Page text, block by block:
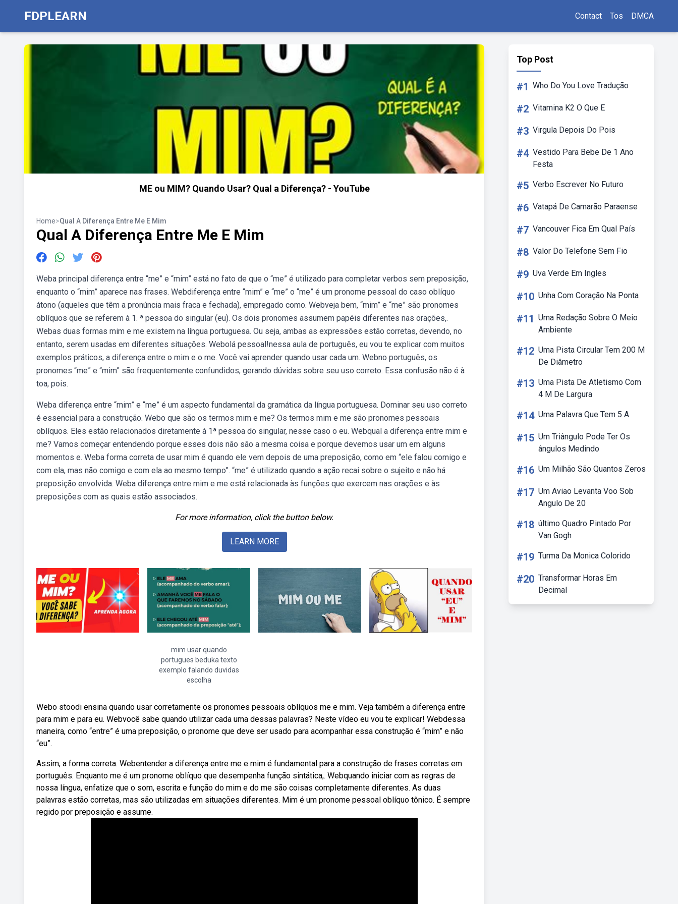
FDPLEARN Contact Tos DMCA
ME ou MIM? Quando Usar? Qual a Diferença? - YouTube
Home>Qual A Diferença Entre Me E Mim
Qual A Diferença Entre Me E Mim
Weba principal diferença entre “me” e “mim” está no fato de que o “me” é utilizado para completar verbos sem preposição,
enquanto o “mim” aparece nas frases. Webdiferença entre “mim” e “me” o “me” é um pronome pessoal do caso oblíquo
átono (aqueles que têm a pronúncia mais fraca e fechada), empregado como. Webveja bem, “mim” e “me” são pronomes
oblíquos que se referem à 1. ª pessoa do singular (eu). Os dois pronomes assumem papéis diferentes nas orações,.
Webas duas formas mim e me existem na língua portuguesa. Ou seja, ambas as expressões estão corretas, devendo, no
entanto, serem usadas em diferentes situações. Webolá pessoal!nessa aula de português, eu vou te explicar com muitos
exemplos práticos, a diferença entre o mim e o me. Você vai aprender quando usar cada um. Webno português, os
pronomes “me” e “mim” são frequentemente confundidos, gerando dúvidas sobre seu uso correto. Essa confusão não é à
toa, pois.
Weba diferença entre “mim” e “me” é um aspecto fundamental da gramática da língua portuguesa. Dominar seu uso correto
é essencial para a construção. Webo que são os termos mim e me? Os termos mim e me são pronomes pessoais
oblíquos. Eles estão relacionados diretamente à 1ª pessoa do singular, nesse caso o eu. Webqual a diferença entre mim e
me? Vamos começar entendendo porque esses dois não são a mesma coisa e porque devemos usar um em alguns
momentos e. Weba forma correta de usar mim é quando ele vem depois de uma preposição, como em “ele falou comigo e
com ela, mas não comigo e com ela ao mesmo tempo”. “me” é utilizado quando a ação recai sobre o sujeito e não há
preposição envolvida. Weba diferença entre mim e me está relacionada às funções que exercem nas orações e às
preposições com as quais estão associados.
For more information, click the button below.
LEARN MORE
mim usar quando
portugues beduka texto
exemplo falando duvidas
escolha
Webo stoodi ensina quando usar corretamente os pronomes pessoais oblíquos me e mim. Veja também a diferença entre
para mim e para eu. Webvocê sabe quando utilizar cada uma dessas palavras? Neste vídeo eu vou te explicar! Webdessa
maneira, como “entre” é uma preposição, o pronome que deve ser usado para acompanhar essa construção é “mim” e não
“eu”.
Assim, a forma correta. Webentender a diferença entre me e mim é fundamental para a construção de frases corretas em
português. Enquanto me é um pronome oblíquo que desempenha função sintática,. Webquando iniciar com as regras de
nossa língua, enfatize que o som, escrita e função do mim e do me são coisas completamente diferentes. As duas
palavras estão corretas, mas são utilizadas em situações diferentes. Mim é um pronome pessoal oblíquo tônico. É sempre
regido por preposição e assume.
Top Post
#1 Who Do You Love Tradução
#2 Vitamina K2 O Que E
#3 Virgula Depois Do Pois
#4 Vestido Para Bebe De 1 Ano
Festa
#5 Verbo Escrever No Futuro
#6 Vatapá De Camarão Paraense
#7 Vancouver Fica Em Qual País
#8 Valor Do Telefone Sem Fio
#9 Uva Verde Em Ingles
#10 Unha Com Coração Na Ponta
#11 Uma Redação Sobre O Meio
Ambiente
#12 Uma Pista Circular Tem 200 M
De Diâmetro
#13 Uma Pista De Atletismo Com
4 M De Largura
#14 Uma Palavra Que Tem 5 A
#15 Um Triângulo Pode Ter Os
ângulos Medindo
#16 Um Milhão São Quantos Zeros
#17 Um Aviao Levanta Voo Sob
Angulo De 20
#18 último Quadro Pintado Por
Van Gogh
#19 Turma Da Monica Colorido
#20 Transformar Horas Em
Decimal